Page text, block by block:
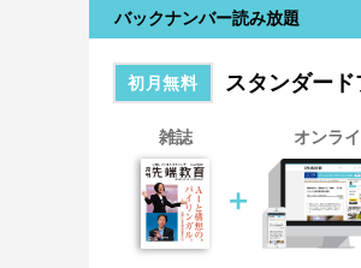
バックナンバー読み放題
初月無料 スタンダード
雑誌
＋
オンラ